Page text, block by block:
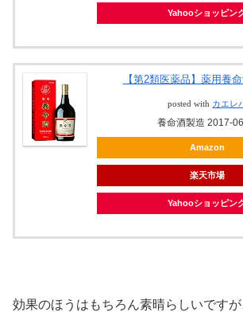
Yahooショッピン
【第2類医薬品】薬用養命
posted with カエレ
養命酒製造 2017-
Amazon
楽天市場
Yahooショッピン
効果のほうはもちろん素晴らしいですが